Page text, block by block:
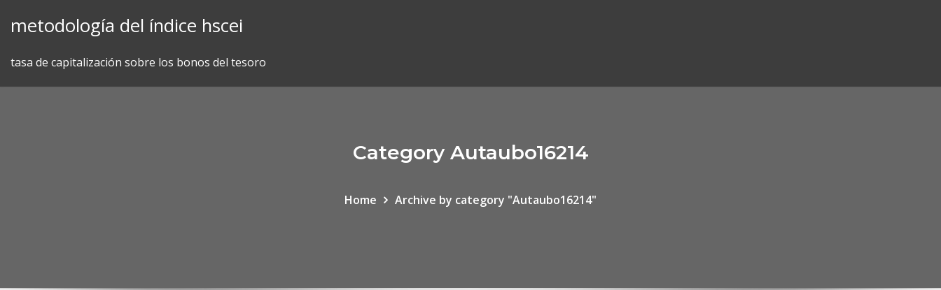
metodología del índice hscei
tasa de capitalización sobre los bonos del tesoro
Category Autaubo16214
Home Archive by category "Autaubo16214"